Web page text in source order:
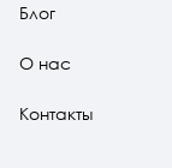
Блог
О нас
Контакты